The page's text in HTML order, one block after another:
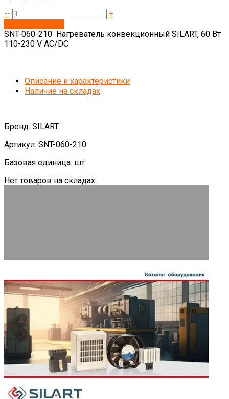
--
+
SNT-060-210 Нагреватель конвекционный SILART, 60 Вт
110-230 V AC/DC
Описание и характеристики
Наличие на складах
Бренд: SILART
Артикул: SNT-060-210
Базовая единица: шт
Нет товаров на складах.